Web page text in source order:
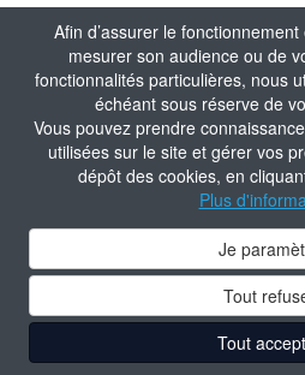
Afin d’assurer le
mesurer son audience ou de
fonctionnalités particulières, nous
échéant sous réserve de
Vous pouvez prendre
utilisées sur le site et gérer vos
dépôt des cookies, en
Plus
Je
Tout
Tout